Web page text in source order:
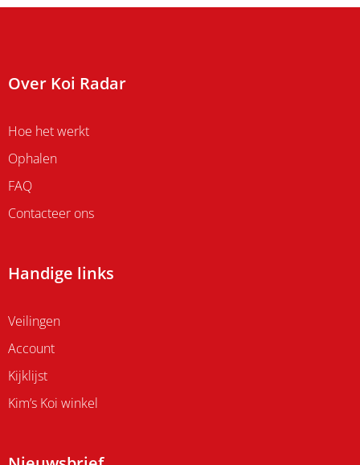
Over Koi Radar
Hoe het werkt
Ophalen
FAQ
Contacteer ons
Handige links
Veilingen
Account
Kijklijst
Kim’s Koi winkel